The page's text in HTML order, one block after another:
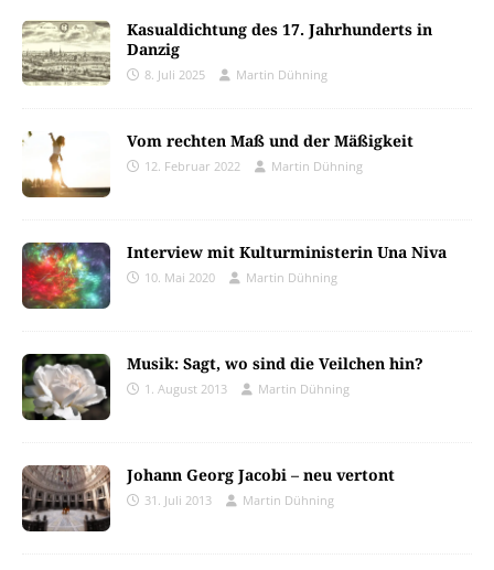
Kasualdichtung des 17. Jahrhunderts in
Danzig
8. Juli 2025 Martin Dühning
Vom rechten Maß und der Mäßigkeit
12. Februar 2022 Martin Dühning
Interview mit Kulturministerin Una Niva
10. Mai 2020 Martin Dühning
Musik: Sagt, wo sind die Veilchen hin?
1. August 2013 Martin Dühning
Johann Georg Jacobi – neu vertont
31. Juli 2013 Martin Dühning